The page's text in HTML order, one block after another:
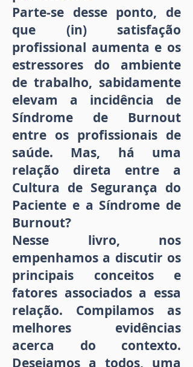
Parte-se desse ponto, de
que (in) satisfação
profissional aumenta e os
estressores do ambiente
de trabalho, sabidamente
elevam a incidência de
Síndrome de Burnout
entre os profissionais de
saúde. Mas, há uma
relação direta entre a
Cultura de Segurança do
Paciente e a Síndrome de
Burnout?
Nesse livro, nos
empenhamos a discutir os
principais conceitos e
fatores associados a essa
relação. Compilamos as
melhores evidências
acerca do contexto.
Desejamos a todos, uma